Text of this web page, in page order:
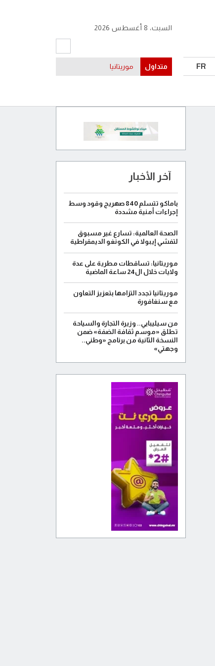
FR
السبت، 8 أغسطس 2026
متداول موريتانيا
آخر الأخبار
باماكو تتسلم 840 صهريج وقود وسط
إجراءات أمنية مشددة
الصحة العالمية: تسارع غير مسبوق
لتفشي إيبولا في الكونغو الديمقراطية
موريتانيا: تساقطات مطرية على عدة
ولايات خلال ال24 ساعة الماضية
موريتانيا تجدد التزامها بتعزيز التعاون
مع سنغافورة
من سيليبابي.. وزيرة التجارة والسياحة
تطلق «موسم ثقافة الضفة» ضمن
النسخة الثانية من برنامج «وطني..
وجهتي»